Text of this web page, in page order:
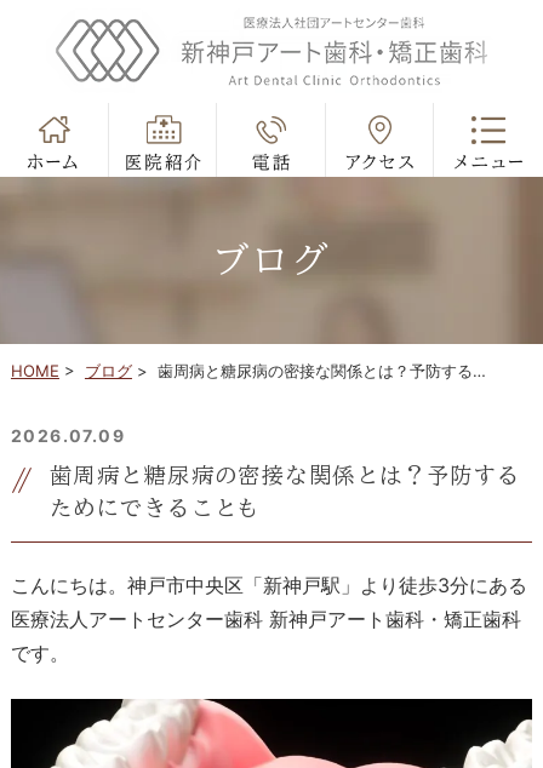
ブログ
HOME > ブログ> 歯周病と糖尿病の密接な関係とは？予防する…
2026.07.09
歯周病と糖尿病の密接な関係とは？予防する
ためにできることも
こんにちは。神戸市中央区「新神戸駅」より徒歩3分にある
医療法人アートセンター歯科 新神戸アート歯科・矯正歯科
です。